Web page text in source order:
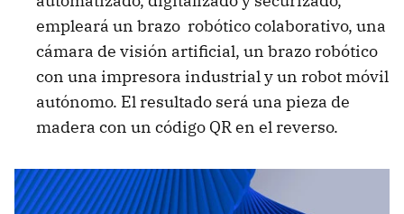
empleará un brazo robótico colaborativo, una
cámara de visión artificial, un brazo robótico
con una impresora industrial y un robot móvil
autónomo. El resultado será una pieza de
madera con un código QR en el reverso.